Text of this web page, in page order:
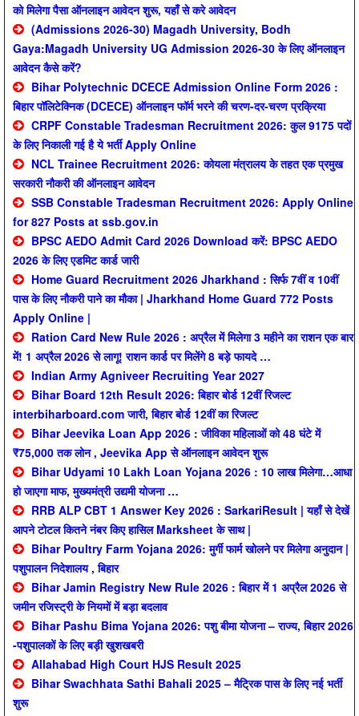
को मिलेगा पैसा ऑनलाइन आवेदन शुरू, यहाँ से करे आवेदन
(Admissions 2026-30) Magadh University, Bodh
Gaya:Magadh University UG Admission 2026-30 के लिए ऑनलाइन
आवेदन कैसे करें?
Bihar Polytechnic DCECE Admission Online Form 2026 :
बिहार पॉलिटेक्निक (DCECE) ऑनलाइन फॉर्म भरने की चरण-दर-चरण प्रक्रिया
CRPF Constable Tradesman Recruitment 2026: कुल 9175 पदों
के लिए निकाली गई है ये भर्ती Apply Online
NCL Trainee Recruitment 2026: कोयला मंत्रालय के तहत एक प्रमुख
सरकारी नौकरी की ऑनलाइन आवेदन
SSB Constable Tradesman Recruitment 2026: Apply Online
for 827 Posts at ssb.gov.in
BPSC AEDO Admit Card 2026 Download करें: BPSC AEDO
2026 के लिए एडमिट कार्ड जारी
Home Guard Recruitment 2026 Jharkhand : सिर्फ 7वीं व 10वीं
पास के लिए नौकरी पाने का मौका | Jharkhand Home Guard 772 Posts
Apply Online |
Ration Card New Rule 2026 : अप्रैल में मिलेगा 3 महीने का राशन एक बार
में! 1 अप्रैल 2026 से लागू! राशन कार्ड पर मिलेंगे 8 बड़े फायदे …
Indian Army Agniveer Recruiting Year 2027
Bihar Board 12th Result 2026: बिहार बोर्ड 12वीं रिजल्ट
interbiharboard.com जारी, बिहार बोर्ड 12वीं का रिजल्ट
Bihar Jeevika Loan App 2026 : जीविका महिलाओं को 48 घंटे में
₹75,000 तक लोन , Jeevika App से ऑनलाइन आवेदन शुरू
Bihar Udyami 10 Lakh Loan Yojana 2026 : 10 लाख मिलेगा…आधा
हो जाएगा माफ, मुख्यमंत्री उद्यमी योजना …
RRB ALP CBT 1 Answer Key 2026 : SarkariResult | यहाँ से देखें
आपने टोटल कितने नंबर किए हासिल Marksheet के साथ |
Bihar Poultry Farm Yojana 2026: मुर्गी फार्म खोलने पर मिलेगा अनुदान |
पशुपालन निदेशालय , बिहार
Bihar Jamin Registry New Rule 2026 : बिहार में 1 अप्रैल 2026 से
जमीन रजिस्ट्री के नियमों में बड़ा बदलाव
Bihar Pashu Bima Yojana 2026: पशु बीमा योजना – राज्य, बिहार 2026
-पशुपालकों के लिए बड़ी खुशखबरी
Allahabad High Court HJS Result 2025
Bihar Swachhata Sathi Bahali 2025 – मैट्रिक पास के लिए नई भर्ती
शुरू